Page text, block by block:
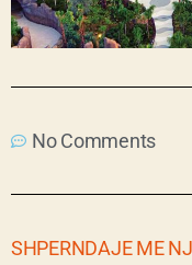
No Comments
SHPERNDAJE ME